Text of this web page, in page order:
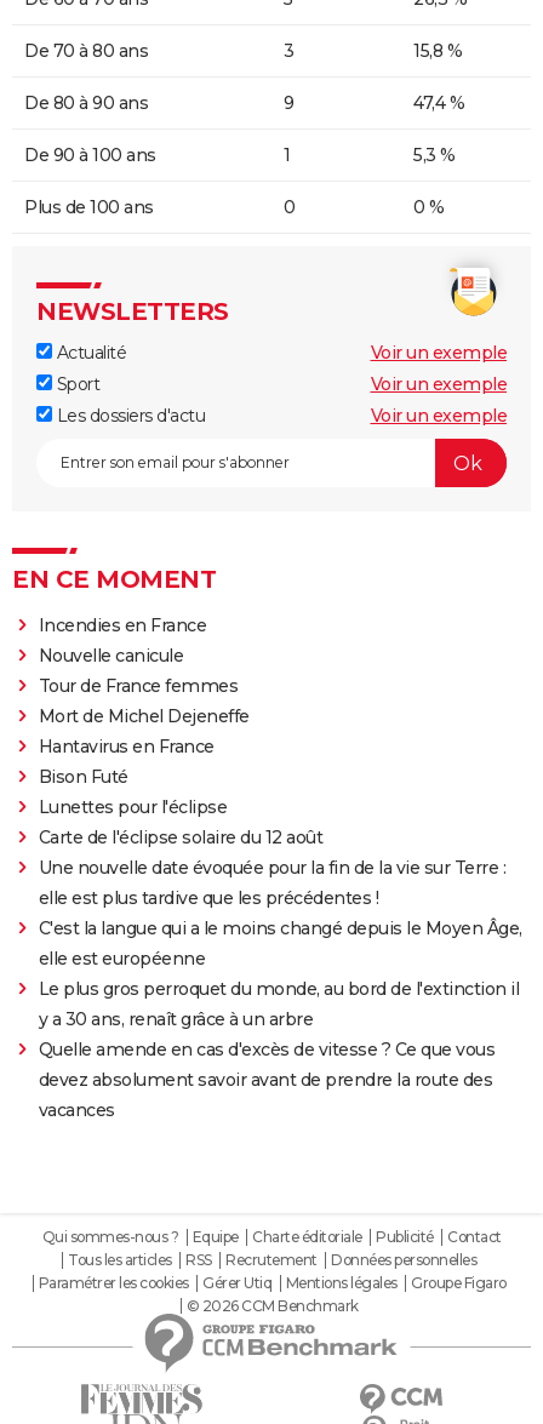
De 70 à 80 ans 3 15,8 %
De 80 à 90 ans 9 47,4 %
De 90 à 100 ans 1 5,3 %
Plus de 100 ans 0 0 %
NEWSLETTERS
Actualité
Voir un exemple
Sport
Voir un exemple
Les dossiers d'actu
Voir un exemple
EN CE MOMENT
Incendies en France
Nouvelle canicule
Tour de France femmes
Mort de Michel Dejeneffe
Hantavirus en France
Bison Futé
Lunettes pour l'éclipse
Carte de l'éclipse solaire du 12 août
Une nouvelle date évoquée pour la fin de la vie sur Terre :
elle est plus tardive que les précédentes !
C'est la langue qui a le moins changé depuis le Moyen Âge,
elle est européenne
Le plus gros perroquet du monde, au bord de l'extinction il
y a 30 ans, renaît grâce à un arbre
Quelle amende en cas d'excès de vitesse ? Ce que vous
devez absolument savoir avant de prendre la route des
vacances
Qui sommes-nous ? Equipe Charte éditoriale Publicité
Contact
Tous les articles
RSS Recrutement
Données personnelles
Paramétrer les cookies
Gérer Utiq Mentions légales
Groupe Figaro
© 2026 CCM Benchmark